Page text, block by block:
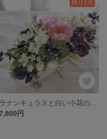
残り1点
円